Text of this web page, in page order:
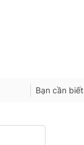
Bạn cần biết